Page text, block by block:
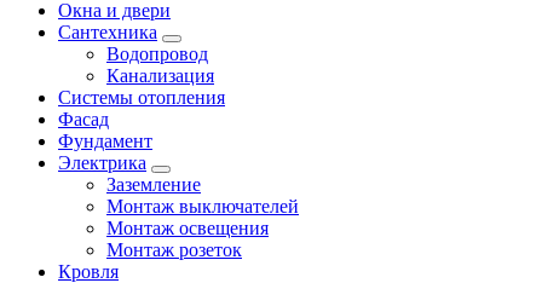
Окна и двери
Сантехника
Водопровод
Канализация
Системы отопления
Фасад
Фундамент
Электрика
Заземление
Монтаж выключателей
Монтаж освещения
Монтаж розеток
Кровля